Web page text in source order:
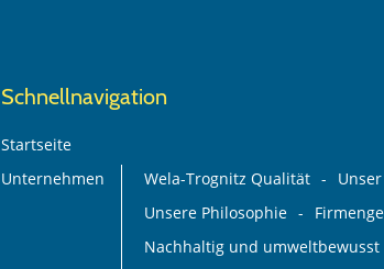
Schnellnavigation
Startseite
Unternehmen
Wela-Trognitz Qualität
Unsere Philosophie
Nachhaltig und umweltbewusst